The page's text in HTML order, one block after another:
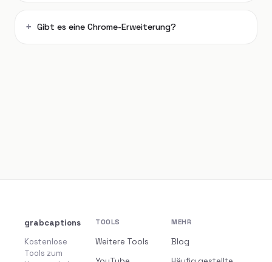
Gibt es eine Chrome-Erweiterung?
grabcaptions
Kostenlose
Tools zum
TOOLS
Weitere Tools
MEHR
Blog